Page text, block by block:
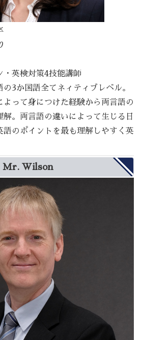
・英検対策4技能講師
3か国語全てネィティブレベル。
よって身につけた経験から両言語の
。両言語の違いによって生じる日
語のポイントを最も理解しやすく英
Mr. Wilson